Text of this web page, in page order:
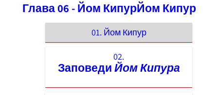
Глава 06 - Йом КипурЙом Кипур
01. Йом Кипур
02.
Заповеди Йом Кипура